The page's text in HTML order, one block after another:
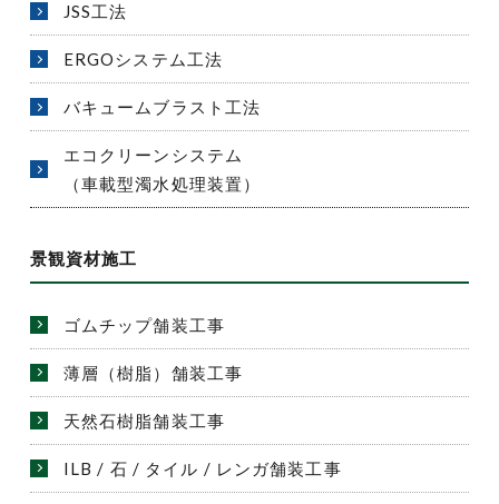
JSS工法
ERGOシステム工法
バキュームブラスト工法
エコクリーンシステム
（車載型濁水処理装置）
景観資材施工
ゴムチップ舗装工事
薄層（樹脂）舗装工事
天然石樹脂舗装工事
ILB / 石 / タイル / レンガ舗装工事